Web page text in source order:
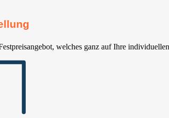
welches ganz auf Ihre